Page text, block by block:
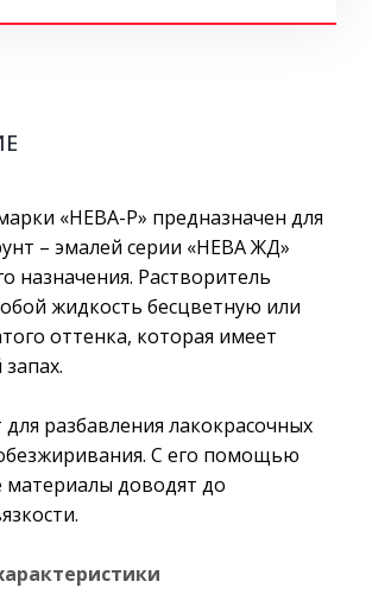
«НЕВА-Р» предназначен для
– эмалей серии «НЕВА ЖД»
назначения. Растворитель
жидкость бесцветную или
оттенка, которая имеет
разбавления лакокрасочных
С его помощью
материалы доводят до